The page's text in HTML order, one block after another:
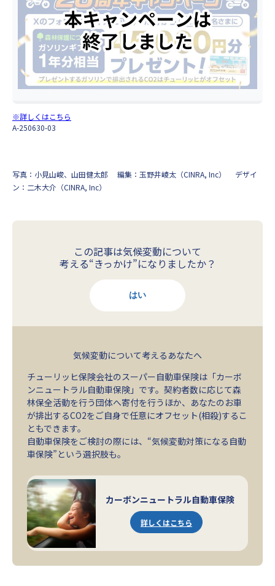
※詳しくはこちら
A-250630-03
写真：小見山峻、山田健太郎 編集：玉野井崚太（CINRA, Inc） デザイ
ン：二木大介（CINRA, Inc）
この記事は気候変動について
考える“きっかけ”になりましたか？
はい
気候変動について考えるあなたへ
チューリッヒ保険会社のスーパー自動車保険は「カーボ
ンニュートラル自動車保険」です。契約者数に応じて森
林保全活動を行う団体へ寄付を行うほか、あなたのお車
が排出するCO2をご自身で任意にオフセット(相殺)するこ
ともできます。
自動車保険をご検討の際には、“気候変動対策になる自動
車保険”という選択肢も。
カーボンニュートラル自動車保険
詳しくはこちら